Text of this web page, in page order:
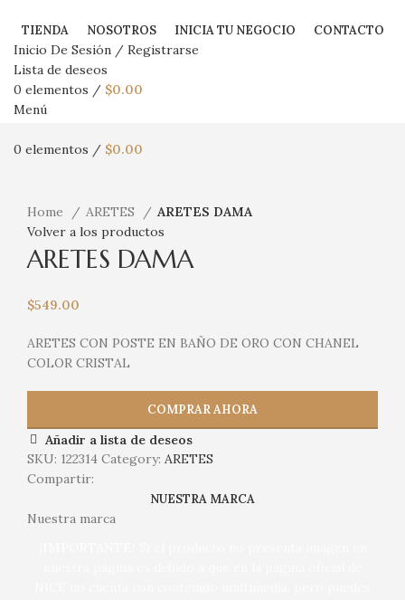
TIENDA NOSOTROS INICIA TU NEGOCIO CONTACTO
Inicio De Sesión / Registrarse
Lista de deseos
0 elementos / $0.00
Menú
0 elementos / $0.00
Home
ARETES
ARETES DAMA
Volver a los productos
ARETES DAMA
$549.00
ARETES CON POSTE EN BAÑO DE ORO CON CHANEL
COLOR CRISTAL
COMPRAR AHORA
Añadir a lista de deseos
SKU: 122314 Category: ARETES
Compartir:
NUESTRA MARCA
Nuestra marca